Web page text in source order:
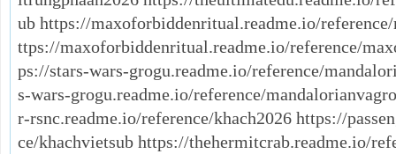
ub https://maxoforbiddenritual.readme.io/
ttps://maxoforbiddenritual.readme.io/reference/
ps://stars-wars-grogu.readme.io/reference/
s-wars-grogu.readme.io/reference/
r-rsnc.readme.io/reference/khach2026 https://
ce/khachvietsub https://thehermitcrab.readme.io/